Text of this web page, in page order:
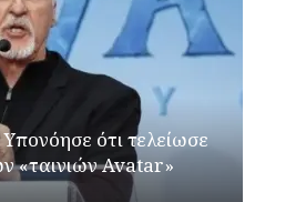
ότι τελείωσε
«ταινιών Avatar»